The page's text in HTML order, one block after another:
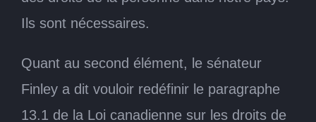
Ils sont nécessaires.
Quant au second élément, le sénateur
Finley a dit vouloir redéfinir le paragraphe
13.1 de la Loi canadienne sur les droits de